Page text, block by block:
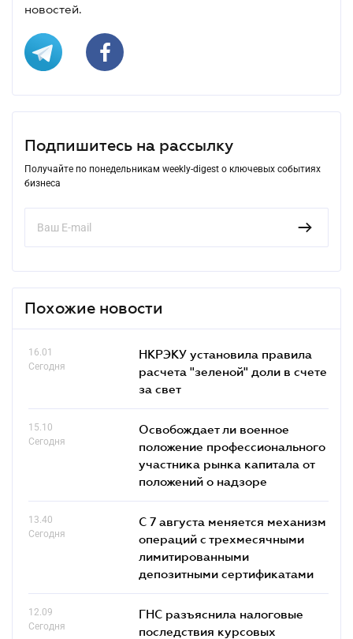
новостей.
Подпишитесь на рассылку
Получайте по понедельникам weekly-digest о ключевых событиях
бизнеса
Похожие новости
16.01
Сегодня
НКРЭКУ установила правила
расчета "зеленой" доли в счете
за свет
15.10
Сегодня
Освобождает ли военное
положение профессионального
участника рынка капитала от
положений о надзоре
13.40
Сегодня
С 7 августа меняется механизм
операций с трехмесячными
лимитированными
депозитными сертификатами
12.09
Сегодня
ГНС разъяснила налоговые
последствия курсовых